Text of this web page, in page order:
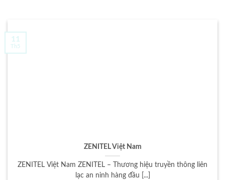
ZENITEL Việt Nam
ZENITEL Việt Nam ZENITEL – Thương hiệu truyền thông liên
lạc an ninh hàng đầu [...]
11
Th5